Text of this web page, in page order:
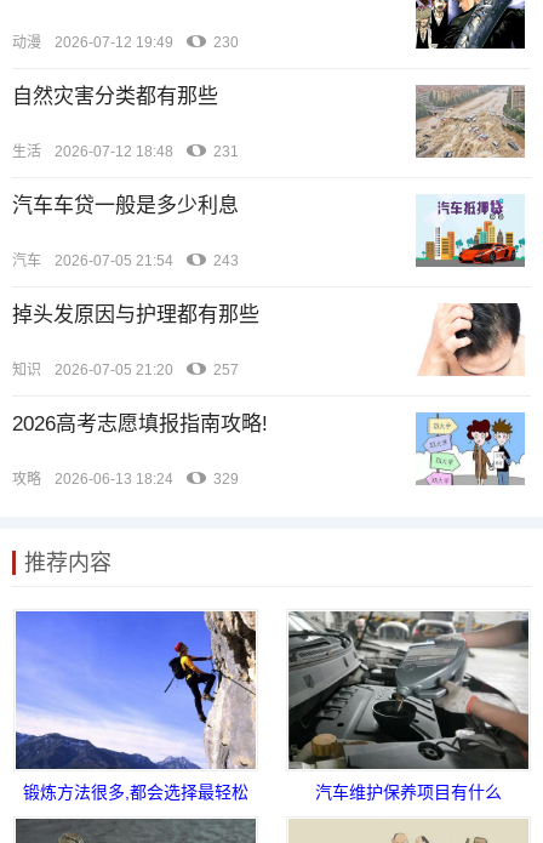
动漫 2026-07-12 19:49 230
自然灾害分类都有那些
生活 2026-07-12 18:48 231
汽车车贷一般是多少利息
汽车 2026-07-05 21:54 243
掉头发原因与护理都有那些
知识 2026-07-05 21:20 257
2026高考志愿填报指南攻略!
攻略 2026-06-13 18:24 329
推荐内容
锻炼方法很多,都会选择最轻松
的爬山运动
汽车维护保养项目有什么